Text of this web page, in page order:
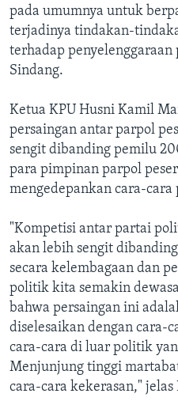
pada umumnya untuk
terjadinya tindakan-
terhadap
Sindang.
Ketua KPU Husni Kamil
persaingan antar parpol
sengit dibanding pemilu
para pimpinan parpol
mengedepankan cara-
"Kompetisi antar partai
akan lebih sengit
secara kelembagaan dan
politik kita semakin
bahwa persaingan ini
diselesaikan dengan cara-
cara-cara di luar politik
Menjunjung tinggi
cara-cara kekerasan,"